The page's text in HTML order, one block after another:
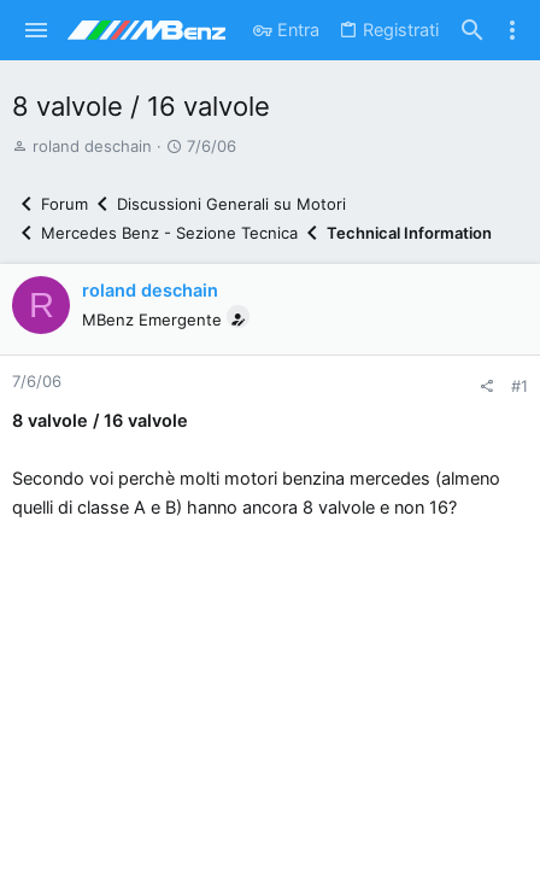
Entra Registrati
8 valvole / 16 valvole
A
e
d
i
s
c
i
o
roland deschain
D
t
n
i
7/6/06
Forum
Discussioni Generali su Motori
Mercedes Benz - Sezione Tecnica
Technical Information
R roland deschain
MBenz Emergente
7/6/06 #1
8 valvole / 16 valvole
Secondo voi perchè molti motori benzina mercedes (almeno
quelli di classe A e B) hanno ancora 8 valvole e non 16?